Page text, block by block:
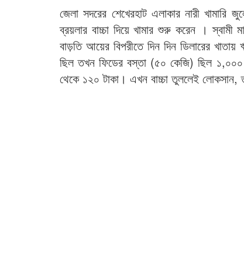
জেলা সদরের শেখেরহাট এলাকার নারী
ব্রয়লার বাচ্চা দিয়ে খামার শুরু করেন ।
বাড়তি আয়ের বিপরীতে দিন দিন ডিলারের
ছিল তখন ফিডের বস্তা (৫০ কেজি) ছিল ১,০০০
থেকে ১২০ টাকা। এখন বাচ্চা তুললেই লোকসান,